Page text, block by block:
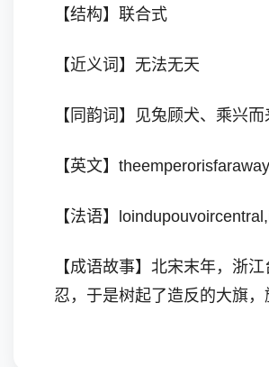
【结构】联合式
【近义词】无法无天
【同韵词】见兔顾犬、乘兴
【英文】
【法语】
【成语故事】北宋末年，浙
忍，于是树起了造反的大旗